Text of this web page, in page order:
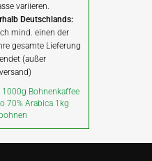
variieren.
Deutschlands:
mind. einen der
gesamte Lieferung
(außer
1000g Bohnenkaffee
70% Arabica 1kg